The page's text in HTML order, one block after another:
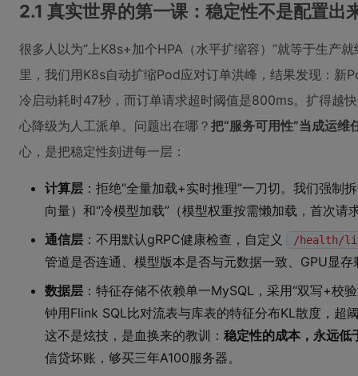
2.1 真实世界的第一课：稳定性不是配置出
很多人以为“上K8s+加个HPA（水平扩缩容）”就等于生产
里，我们用K8s自动扩缩Pod应对订单洪峰，结果发现：新
冷启动耗时47秒，而订单请求超时阈值是800ms。扩得越
心降级为人工派单。问题出在哪？ 把“服务可用性”当成运维
心，是把稳定性刻进每一层：
计算层 ：拒绝“全量加载+实时推理”一刀切。我们强制
向量）和“冷模型加载”（模型权重按需懒加载，首次请
通信层 ：不用默认gRPC健康检查，自定义 /health/
管道是否连通、模型版本是否与元数据一致、GPU显
数据层 ：特征存储不依赖单一MySQL，采用“双写+校
钟用Flink SQL比对流表与库表的特征分布KL散度，超
这不是炫技，是血换来的教训： 稳定性的成本，永远低
信贷坏账，够买三年A100服务器。